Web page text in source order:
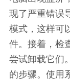
现了严重错误
模式，这样可
件。接着，检
尝试卸载它们
的步骤。使用